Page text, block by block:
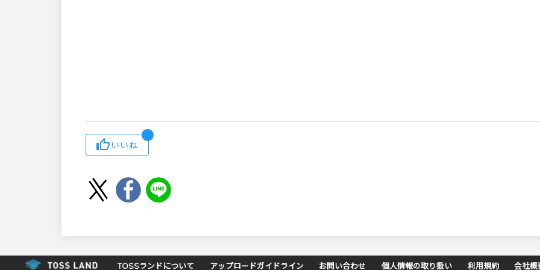
いいね
TOSSランドについて アップロードガイドライン お問い合わせ 個人情報の取り扱い 利用規約 会社概